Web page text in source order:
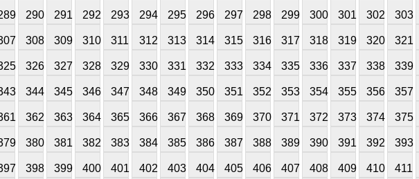
290 291 292 293 294 295 296 297 298 299 300 301 302 303
308 309 310 311 312 313 314 315 316 317 318 319 320 321
326 327 328 329 330 331 332 333 334 335 336 337 338 339
344 345 346 347 348 349 350 351 352 353 354 355 356 357
362 363 364 365 366 367 368 369 370 371 372 373 374 375
380 381 382 383 384 385 386 387 388 389 390 391 392 393
398 399 400 401 402 403 404 405 406 407 408 409 410 411